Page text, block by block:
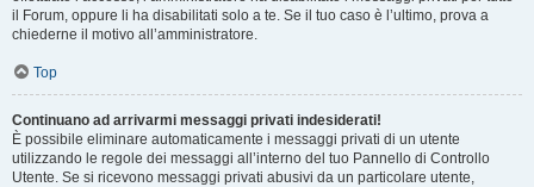
il Forum, oppure li ha disabilitati solo a te. Se il tuo caso è l’ultimo, prova a
chiederne il motivo all’amministratore.
Top
Continuano ad arrivarmi messaggi privati indesiderati!
È possibile eliminare automaticamente i messaggi privati ​​di un utente
utilizzando le regole dei messaggi all’interno del tuo Pannello di Controllo
Utente. Se si ricevono messaggi privati ​​abusivi da un particolare utente,